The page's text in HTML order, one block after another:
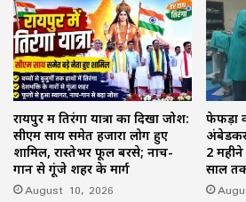
रायपुर में तिरंगा यात्रा का दिखा जोश:
सीएम साय समेत हजारों लोग हुए
शामिल, रास्तेभर फूल बरसे; नाच-
गान से गूंजे शहर के मार्ग
August 10, 2026
फेफड़ों
2
साल